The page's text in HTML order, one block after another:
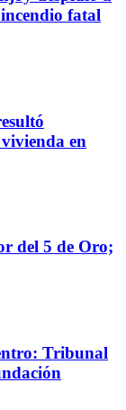
fatal
en
del 5 de Oro;
Tribunal